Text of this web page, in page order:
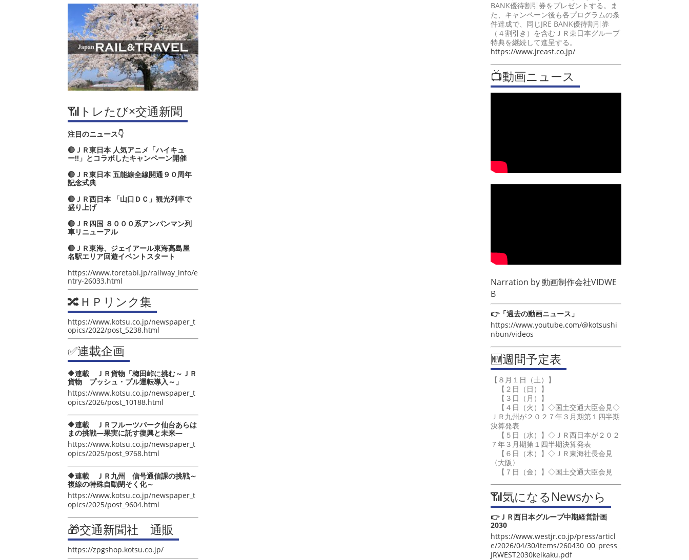
📶トレたび×交通新聞
注目のニュース👇
🔴ＪＲ東日本 人気アニメ「ハイキュ
ー‼」とコラボしたキャンペーン開催
🔴ＪＲ東日本 五能線全線開通９０周年
記念式典
🔴ＪＲ西日本 「山口ＤＣ」観光列車で
盛り上げ
🔴ＪＲ四国 ８０００系アンパンマン列
車リニューアル
🔴ＪＲ東海、ジェイアール東海髙島屋
名駅エリア回遊イベントスタート
https://www.toretabi.jp/railway_info/e
ntry-26033.html
🔀ＨＰリンク集
https://www.kotsu.co.jp/newspaper_t
opics/2022/post_5238.html
✅連載企画
🔶連載 ＪＲ貨物「梅田峠に挑む～ＪＲ
貨物 プッシュ・プル運転導入～」
https://www.kotsu.co.jp/newspaper_t
opics/2026/post_10188.html
🔶連載 ＪＲフルーツパーク仙台あらは
まの挑戦―果実に託す復興と未来―
https://www.kotsu.co.jp/newspaper_t
opics/2025/post_9768.html
🔶連載 ＪＲ九州 信号通信課の挑戦～
複線の特殊自動閉そく化～
https://www.kotsu.co.jp/newspaper_t
opics/2025/post_9604.html
🎁交通新聞社 通販
https://zpgshop.kotsu.co.jp/
BANK優待割引券をプレゼントする。ま
た、キャンペーン後も各プログラムの条
件達成で、同じJRE BANK優待割引券
（４割引き）を含むＪＲ東日本グループ
特典を継続して進呈する。
https://www.jreast.co.jp/
📺動画ニュース
Narration by動画制作会社VIDWE
B
👉「過去の動画ニュース」
https://www.youtube.com/@kotsushi
nbun/videos
🆕週間予定表
【８月１日（土）】
【２日（日）】
【３日（月）】
【４日（火）】◇国土交通大臣会見◇
ＪＲ九州が２０２７年３月期第１四半期
決算発表
【５日（水）】◇ＪＲ西日本が２０２
７年３月期第１四半期決算発表
【６日（木）】◇ＪＲ東海社長会見
〈大阪〉
【７日（金）】◇国土交通大臣会見
📶気になるNewsから
👉ＪＲ西日本グループ中期経営計画
2030
https://www.westjr.co.jp/press/articl
e/2026/04/30/items/260430_00_press_
JRWEST2030keikaku.pdf